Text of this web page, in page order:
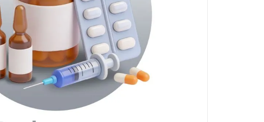
pediasure
panolini